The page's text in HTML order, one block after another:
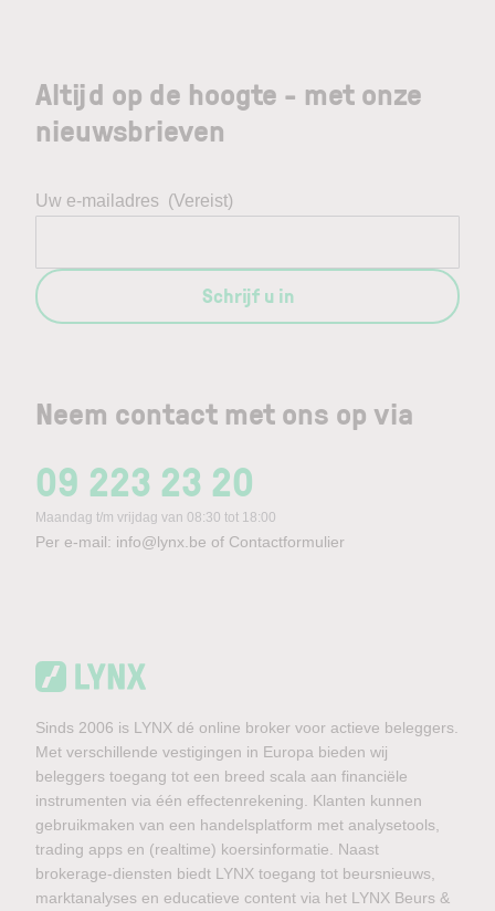
Neem contact met ons op via
09 223 23 20
Maandag t/m vrijdag van 08:30 tot 18:00
Per e-mail: info@lynx.be of Contactformulier
Altijd op de hoogte - met onze
nieuwsbrieven
Uw e-mailadres (Vereist)
Schrijf u in
Sinds 2006 is LYNX dé online broker voor actieve beleggers.
Met verschillende vestigingen in Europa bieden wij
beleggers toegang tot een breed scala aan financiële
instrumenten via één effectenrekening. Klanten kunnen
gebruikmaken van een handelsplatform met analysetools,
trading apps en (realtime) koersinformatie. Naast
brokerage-diensten biedt LYNX toegang tot beursnieuws,
marktanalyses en educatieve content via het LYNX Beurs &